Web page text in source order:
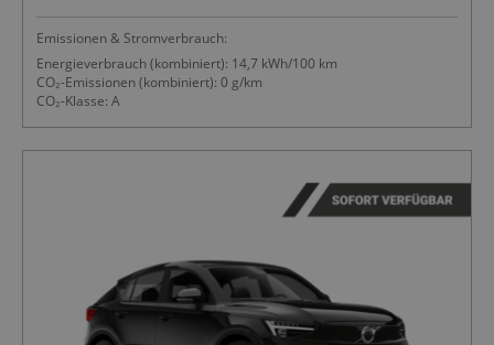
Emissionen & Stromverbrauch:
Energieverbrauch (kombiniert): 14,7 kWh/100 km
CO₂-Emissionen (kombiniert): 0 g/km
CO₂-Klasse: A